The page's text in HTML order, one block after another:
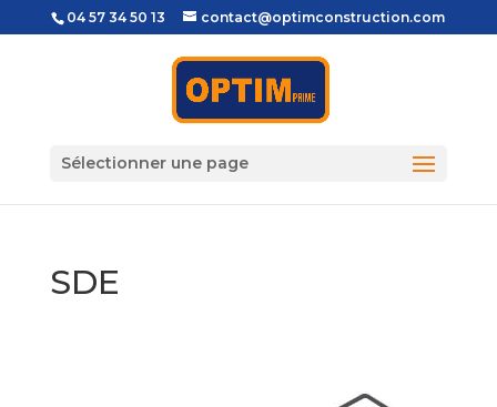
04 57 34 50 13 contact@optimconstruction.com
Sélectionner une page
SDE